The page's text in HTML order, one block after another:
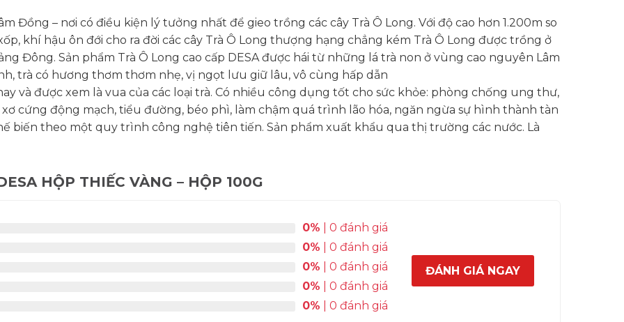
Đồng – nơi có điều kiện lý tưởng nhất để gieo trồng các cây Trà Ô Long. Với độ cao hơn 1.200m so
khí hậu ôn đới cho ra đời các cây Trà Ô Long thượng hạng chẳng kém Trà Ô Long được trồng ở
Đông. Sản phẩm Trà Ô Long cao cấp DESA được hái từ những lá trà non ở vùng cao nguyên Lâm
trà có hương thơm thơm nhẹ, vị ngọt lưu giữ lâu, vô cùng hấp dẫn
và được xem là vua của các loại trà. Có nhiều công dụng tốt cho sức khỏe: phòng chống ung thư,
cứng động mạch, tiểu đường, béo phì, làm chậm quá trình lão hóa, ngăn ngừa sự hình thành tàn
biến theo một quy trình công nghệ tiên tiến. Sản phẩm xuất khẩu qua thị trường các nước. Là
HỘP THIẾC VÀNG – HỘP 100G
0% | 0 đánh giá
0% | 0 đánh giá
0% | 0 đánh giá
0% | 0 đánh giá
0% | 0 đánh giá
ĐÁNH GIÁ NGAY